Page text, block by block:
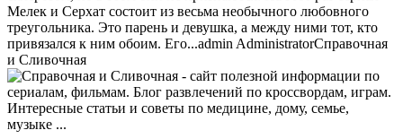
Мелек и Серхат состоит из весьма необычного любовного
треугольника. Это парень и девушка, а между ними тот, кто
привязался к ним обоим. Его...admin AdministratorСправочная
и Сливочная